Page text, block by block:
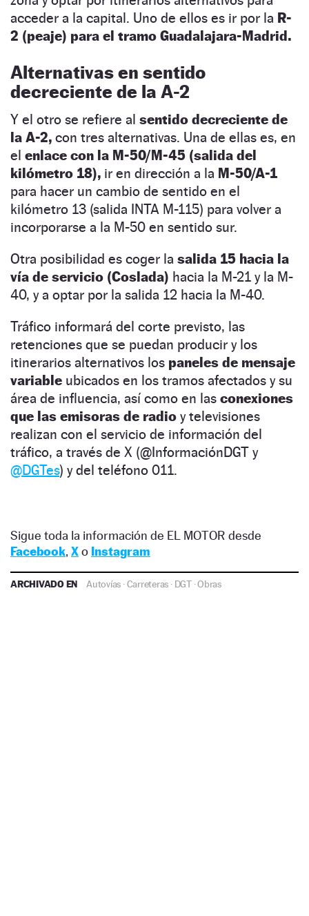
acceder a la capital. Uno de ellos es ir por la R-
2 (peaje) para el tramo Guadalajara-Madrid.
Alternativas en sentido
decreciente de la A-2
Y el otro se refiere al sentido decreciente de
la A-2, con tres alternativas. Una de ellas es, en
el enlace con la M-50/M-45 (salida del
kilómetro 18), ir en dirección a la M-50/A-1
para hacer un cambio de sentido en el
kilómetro 13 (salida INTA M-115) para volver a
incorporarse a la M-50 en sentido sur.
Otra posibilidad es coger la salida 15 hacia la
vía de servicio (Coslada) hacia la M-21 y la M-
40, y a optar por la salida 12 hacia la M-40.
Tráfico informará del corte previsto, las
retenciones que se puedan producir y los
itinerarios alternativos los paneles de mensaje
variable ubicados en los tramos afectados y su
área de influencia, así como en las conexiones
que las emisoras de radio y televisiones
realizan con el servicio de información del
tráfico, a través de X (@InformaciónDGT y
@DGTes) y del teléfono 011.
Sigue toda la información de EL MOTOR desde
Facebook, Xo Instagram
ARCHIVADO EN Autovías ·Carreteras · DGT·Obras